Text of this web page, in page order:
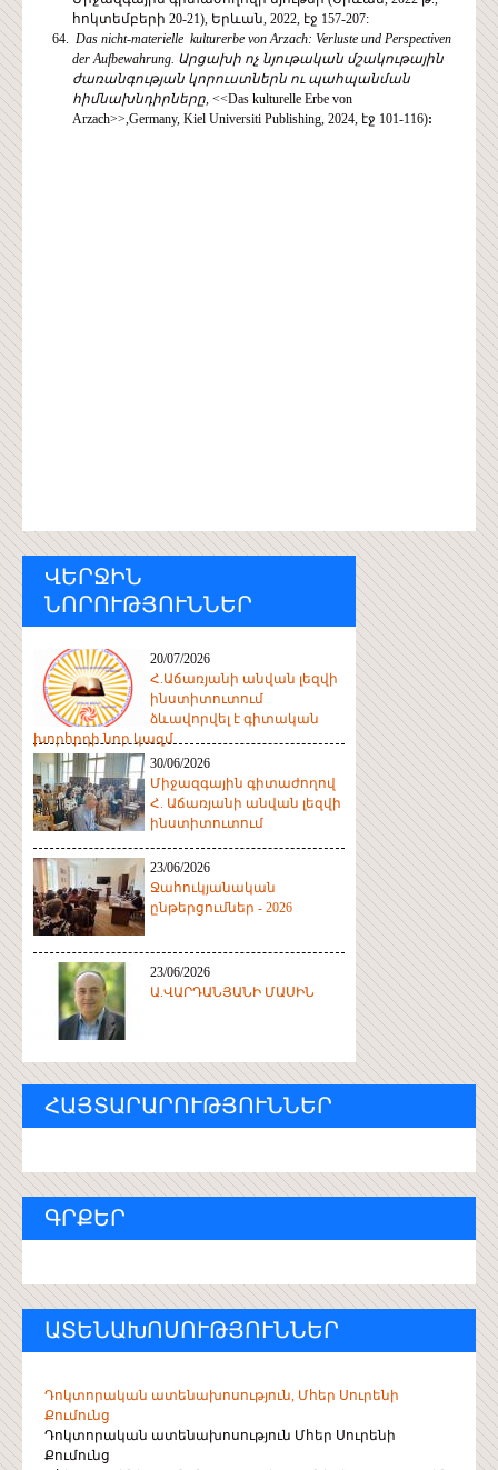
հոկտեմբերի 20-21), Երևան, 2022, էջ 157-207:
Das nicht-materielle kulturerbe von Arzach: Verluste und Perspectiven
der Aufbewahrung. Արցախի ոչ նյութական մշակութային
ժառանգության կորուստներն ու պահպանման
հիմնախնդիրները <<Das kulturelle Erbe von
Arzach>>,Germany, Kiel Universiti Publishing, 2024, էջ 101-116):
ՎԵՐՋԻՆ
ՆՈՐՈՒԹՅՈՒՆՆԵՐ
20/07/2026
Հ.Աճառյանի անվան լեզվի
ինստիտուտում
ձևավորվել է գիտական
խորհրդի նոր կազմ
30/06/2026
Միջազգային գիտաժողով
Հ. Աճառյանի անվան լեզվի
ինստիտուտում
23/06/2026
Ջահուկյանական
ընթերցումներ - 2026
23/06/2026
Ա.ՎԱՐԴԱՆՅԱՆԻ ՄԱՍԻՆ
ՀԱՅՏԱՐԱՐՈՒԹՅՈՒՆՆԵՐ
ԳՐՔԵՐ
ԱՏԵՆԱԽՈՍՈՒԹՅՈՒՆՆԵՐ
Դոկտորական ատենախոսություն, Մհեր Սուրենի
Քումունց
Դոկտորական ատենախոսություն Մհեր Սուրենի
Քումունց